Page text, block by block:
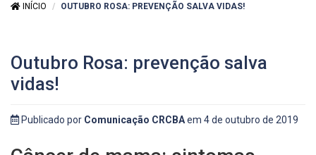
INÍCIO OUTUBRO ROSA: PREVENÇÃO SALVA VIDAS!
Outubro Rosa: prevenção salva
vidas!
Publicado por Comunicação CRCBAem 4 de outubro de 2019